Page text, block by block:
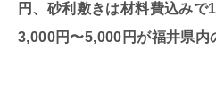
円、砂利敷きは材料費込みで
3,000円〜5,000円が福井県内